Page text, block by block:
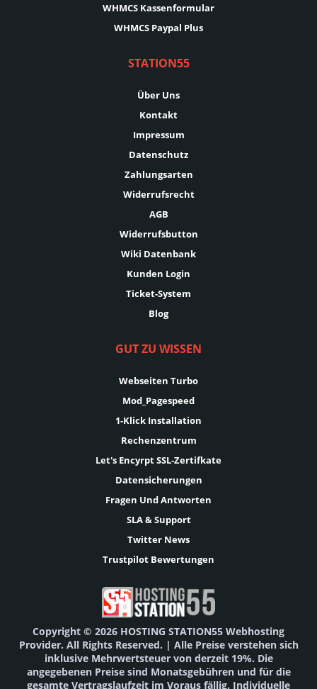
WHMCS Kassenformular
WHMCS Paypal Plus
STATION55
Über Uns
Kontakt
Impressum
Datenschutz
Zahlungsarten
Widerrufsrecht
AGB
Widerrufsbutton
Wiki Datenbank
Kunden Login
Ticket-System
Blog
GUT ZU WISSEN
Webseiten Turbo
Mod_Pagespeed
1-Klick Installation
Rechenzentrum
Let's Encyrpt SSL-Zertifkate
Datensicherungen
Fragen Und Antworten
SLA & Support
Twitter News
Trustpilot Bewertungen
Copyright © 2026 HOSTING STATION55 Webhosting
Provider. All Rights Reserved. | Alle Preise verstehen sich
inklusive Mehrwertsteuer von derzeit 19%. Die
angegebenen Preise sind Monatsgebühren und für die
gesamte Vertragslaufzeit im Voraus fällig. Individuelle